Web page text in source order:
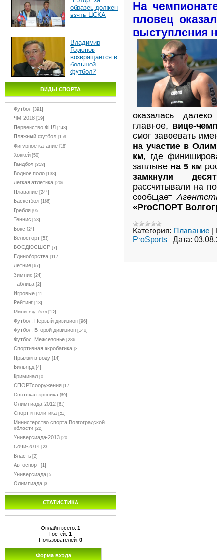
образец должен
взять ЦСКА
Владимир
Горюнов
возвращается в
большой
футбол?
ВИДЫ СПОРТА
Футбол [391]
ЧМ-2018 [19]
Первенство ФНЛ [143]
Пляжный футбол [159]
Фигурное катание [18]
Хоккей [50]
Гандбол [318]
Водное поло [138]
Легкая атлетика [206]
Плавание [244]
Баскетбол [166]
Гребля [95]
Теннис [53]
Бокс [24]
Велоспорт [53]
ВОСДЮСШОР [7]
Единоборства [117]
Летние [67]
Зимние [24]
Таблица [2]
Игровые [11]
Рейтинг [13]
Мини-футбол [12]
Футбол. Первый дивизион [96]
Футбол. Второй дивизион [140]
Футбол. Межсезонье [286]
Спортивная акробатика [3]
Прыжки в воду [14]
Бильярд [4]
Криминал [0]
СПОРТсооружения [17]
Светская хроника [59]
Олимпиада-2012 [61]
Спорт и политика [51]
Министерство спорта Волгоградской
области [22]
Универсиада-2013 [20]
Сочи-2014 [23]
Власть [2]
Автоспорт [1]
Универсиада [5]
Олимпиада [8]
СТАТИСТИКА
Онлайн всего: 1
Гостей: 1
Пользователей: 0
Форма входа
На
пловец
выступления
оказалась
главное, вице-
смог завоевать
на участие в
км, где
заплыве на 5 км
замкнули
рассчитывали на
сообщает
«ProСПОРТ
Категория: Плавание
ProSports
Дата: